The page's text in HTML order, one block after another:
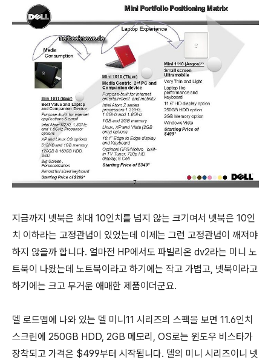
지금까지 넷북은 최대 10인치를 넘지 않는 크기여서 넷북은 10인
치 이하라는 고정관념이 있었는데 이제는 그런 고정관념이 깨져야
하지 않을까 합니다. 얼마전 HP에서도 파빌리온 dv2라는 미니 노
트북이 나왔는데 노트북이라고 하기에는 작고 가볍고, 넷북이라고
하기에는 크고 무거운 애매한 제품이더군요.
델 로드맵에 나와 있는 델 미니11 시리즈의 스펙을 보면 11.6인치
스크린에 250GB HDD, 2GB 메모리, OS로는 윈도우 비스타가
장착되고 가격은 $499부터 시작됩니다. 델의 미니 시리즈이니 넷